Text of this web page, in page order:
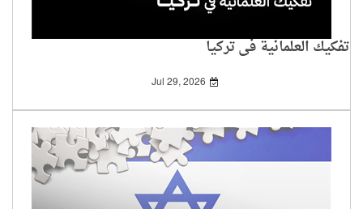
تفكيك العلمانية في تركيا
Jul 29, 2026